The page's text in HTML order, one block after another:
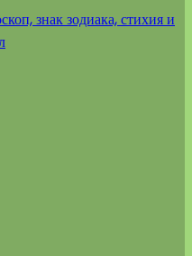
знак зодиака, стихия и